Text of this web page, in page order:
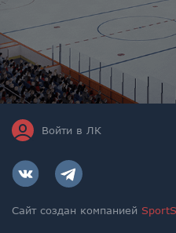
Войти в ЛК
Сайт создан компанией